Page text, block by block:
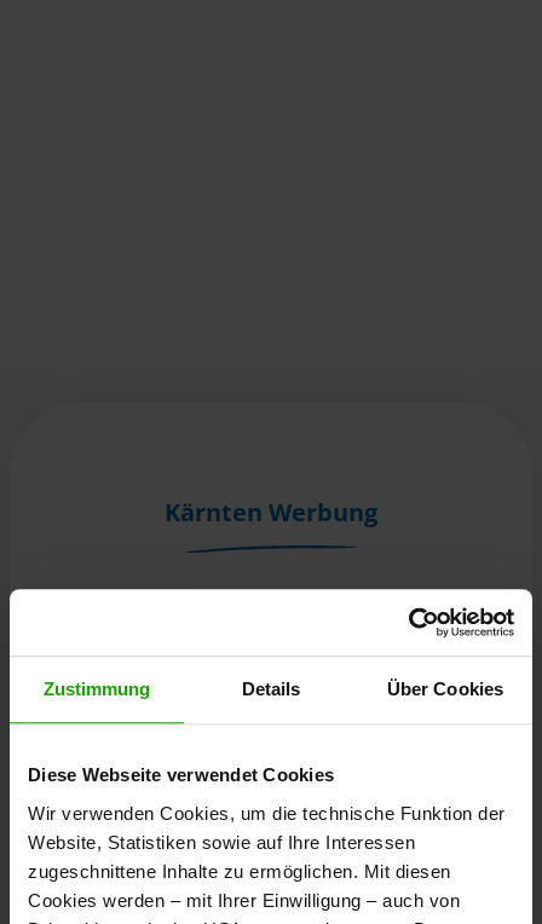
Zustimmung Details Über Cookies
Diese Webseite verwendet Cookies
Wir verwenden Cookies, um die technische Funktion der
Website, Statistiken sowie auf Ihre Interessen
zugeschnittene Inhalte zu ermöglichen. Mit diesen
Cookies werden – mit Ihrer Einwilligung – auch von
Kärnten Werbung
Österreich
+43/463/3000
info@kaernten.at
Bleibe informiert!